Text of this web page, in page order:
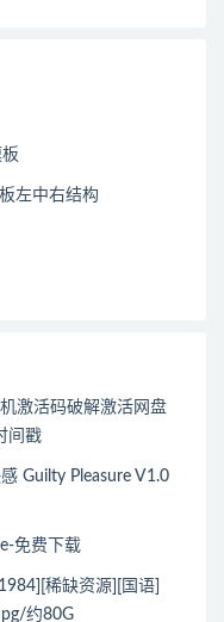
左中右结构
激活码破解激活网盘
间戳
Guilty Pleasure V1.0
免费下载
稀缺资源][国语]
约80G